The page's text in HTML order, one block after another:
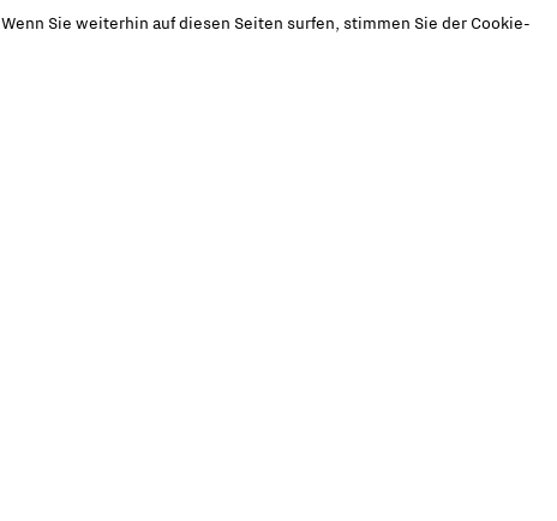
Sie weiterhin auf diesen Seiten surfen, stimmen Sie der Cookie-